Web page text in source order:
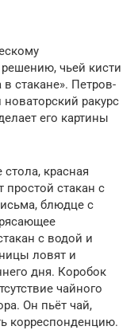
чьей кисти
стакане». Петров-
ракурс
его картины
красная
простой стакан с
блюдце с
с водой и
ловят и
дня. Коробок
чайного
Он пьёт чай,
корреспонденцию.